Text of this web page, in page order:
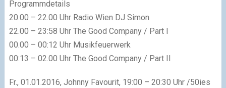
Programmdetails
20.00 – 22.00 Uhr Radio Wien DJ Simon
22.00 – 23:58 Uhr The Good Company / Part I
00.00 – 00:12 Uhr Musikfeuerwerk
00:13 – 02.00 Uhr The Good Company / Part II
Fr., 01.01.2016, Johnny Favourit, 19:00 – 20:30 Uhr /50ies